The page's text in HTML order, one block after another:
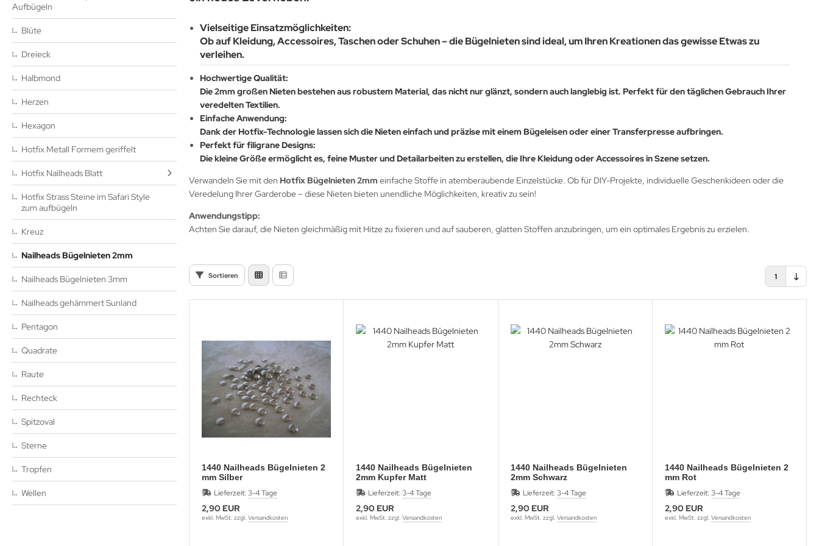
Aufbügeln
Blüte
Dreieck
Halbmond
Herzen
Hexagon
Hotfix Metall Formem geriffelt
Hotfix Nailheads Blatt
Hotfix Strass Steine im Safari Style
zum aufbügeln
Kreuz
Nailheads Bügelnieten 2mm
Nailheads Bügelnieten 3mm
Nailheads gehämmert Sunland
Pentagon
Quadrate
Raute
Rechteck
Spitzoval
Sterne
Tropfen
Wellen
Vielseitige Einsatzmöglichkeiten:
Ob auf Kleidung, Accessoires, Taschen oder Schuhen – die Bügelnieten sind ideal, um Ihren Kreationen das gewisse Etwas zu
verleihen.
Hochwertige Qualität:
Die 2mm großen Nieten bestehen aus robustem Material, das nicht nur glänzt, sondern auch langlebig ist. Perfekt für den täglichen Gebrauch Ihrer
veredelten Textilien.
Einfache Anwendung:
Dank der Hotfix-Technologie lassen sich die Nieten einfach und präzise mit einem Bügeleisen oder einer Transferpresse aufbringen.
Perfekt für filigrane Designs:
Die kleine Größe ermöglicht es, feine Muster und Detailarbeiten zu erstellen, die Ihre Kleidung oder Accessoires in Szene setzen.
Verwandeln Sie mit den Hotfix Bügelnieten 2mm einfache Stoffe in atemberaubende Einzelstücke. Ob für DIY-Projekte, individuelle Geschenkideen oder die
Veredelung Ihrer Garderobe – diese Nieten bieten unendliche Möglichkeiten, kreativ zu sein!
Anwendungstipp:
Achten Sie darauf, die Nieten gleichmäßig mit Hitze zu fixieren und auf sauberen, glatten Stoffen anzubringen, um ein optimales Ergebnis zu erzielen.
Sortieren 1
1440 Nailheads Bügelnieten 2
mm Silber
Lieferzeit: 3-4 Tage
2,90 EUR
exkl. MwSt. zzgl. Versandkosten
1440 Nailheads Bügelnieten
2mm Kupfer Matt
Lieferzeit:3-4 Tage
2,90 EUR
exkl. MwSt. zzgl.Versandkosten
1440 Nailheads Bügelnieten
2mm Schwarz
Lieferzeit: 3-4 Tage
2,90 EUR
exkl. MwSt. zzgl. Versandkosten
1440 Nailheads Bügelnieten 2
mm Rot
Lieferzeit: 3-4 Tage
2,90 EUR
exkl. MwSt. zzgl. Versandkosten
Strass Bügelbilder – Eigene Designs Made in
seit 2007
& Ladylike – Strass Bügelbilder und Motive
– Strass Bügelbilder und Motive
& JGA – Strass Bügelbilder und Motive
Oktoberfest & Feste – Strass Bügelbilder
– Strass Bügelbilder und Applikationen
Peace, Kreuz, Tribals – Strass Bügelbilder
Motive – Strass Bügelbilder
Instrumente & Noten – Strass Bügelbilder Strassmotive
Städte Strassbügelbilder Motive
& Hobby – Strass Bügelbilder und Motive
– Strass Bügelbilder und Motive
Bügelbilder & Hotfix Applikationen zum Aufbügeln
Strass®
– Strass Bügelbilder & Motive
– Strass Bügelbilder & Motive
– Strass Bügelbilder & Motive
Skull – Strass Bügelbilder & Applikationen
Vorlagen, Folie, Pinzetten, Picker Stift